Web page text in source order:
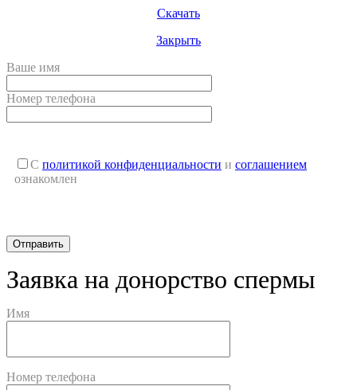
Скачать
Закрыть
Ваше имя
Номер телефона
С политикой конфиденциальности и соглашением
ознакомлен
Заявка на донорство спермы
Имя
Номер телефона